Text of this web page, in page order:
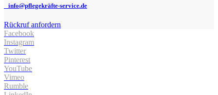
info@pflegekräfte-service.de
Rückruf anfordern
Facebook
Instagram
Twitter
Pinterest
YouTube
Vimeo
Rumble